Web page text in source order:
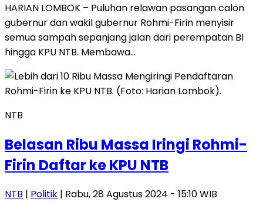
HARIAN LOMBOK – Puluhan relawan pasangan calon
gubernur dan wakil gubernur Rohmi-Firin menyisir
semua sampah sepanjang jalan dari perempatan BI
hingga KPU NTB. Membawa…
NTB
Belasan Ribu Massa Iringi Rohmi-
Firin Daftar ke KPU NTB
NTB | Politik | Rabu, 28 Agustus 2024 - 15:10 WIB